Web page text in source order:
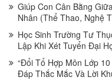
Giúp Con Cân Bằng
Nhân (Thể Thao, Nghệ
Học Sinh Trường Tư
Lập Khi Xét Tuyển Đại
“Đổi Tổ Hợp Môn Lớp
Đáp Thắc Mắc Và Lời